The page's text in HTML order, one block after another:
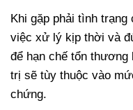
Khi gặp phải tình
việc xử lý kịp thời và
để hạn chế tổn thương
trị sẽ tùy thuộc vào
chứng.